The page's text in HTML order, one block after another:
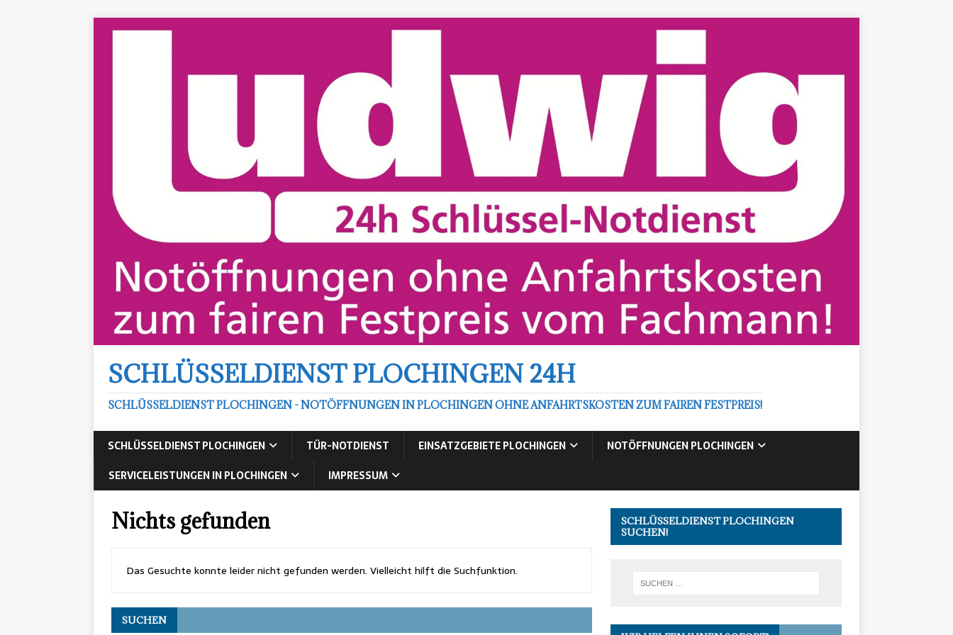
SCHLÜSSELDIENST PLOCHINGEN 24H
SCHLÜSSELDIENST PLOCHINGEN - NOTÖFFNUNGEN IN PLOCHINGEN OHNE ANFAHRTSKOSTEN ZUM FAIREN FESTPREIS!
SCHLÜSSELDIENST PLOCHINGEN TÜR-NOTDIENST EINSATZGEBIETE PLOCHINGEN
NOTÖFFNUNGEN PLOCHINGEN
SERVICELEISTUNGEN IN PLOCHINGEN
IMPRESSUM
Nichts gefunden
Das Gesuchte konnte leider nicht gefunden werden. Vielleicht hilft die Suchfunktion.
SUCHEN
SCHLÜSSELDIENST PLOCHINGEN
SUCHEN!